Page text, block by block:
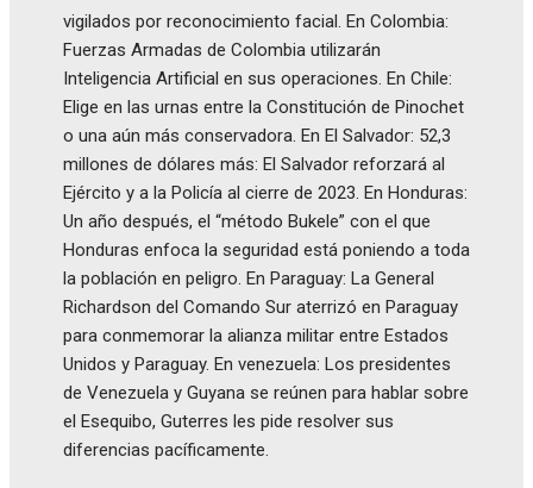
vigilados por reconocimiento facial. En Colombia:
Fuerzas Armadas de Colombia utilizarán
Inteligencia Artificial en sus operaciones. En Chile:
Elige en las urnas entre la Constitución de Pinochet
o una aún más conservadora. En El Salvador: 52,3
millones de dólares más: El Salvador reforzará al
Ejército y a la Policía al cierre de 2023. En Honduras:
Un año después, el “método Bukele” con el que
Honduras enfoca la seguridad está poniendo a toda
la población en peligro. En Paraguay: La General
Richardson del Comando Sur aterrizó en Paraguay
para conmemorar la alianza militar entre Estados
Unidos y Paraguay. En venezuela: Los presidentes
de Venezuela y Guyana se reúnen para hablar sobre
el Esequibo, Guterres les pide resolver sus
diferencias pacíficamente.